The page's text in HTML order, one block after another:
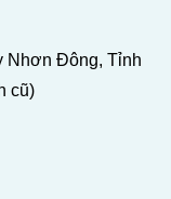
Nhơn Đông, Tỉnh
cũ)